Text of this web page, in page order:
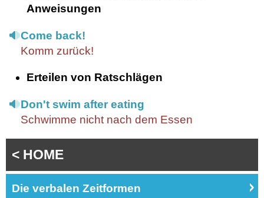
Anweisungen
Come back!
Komm zurück!
Erteilen von Ratschlägen
Don't swim after eating
Schwimme nicht nach dem Essen
< HOME
Die verbalen Zeitformen